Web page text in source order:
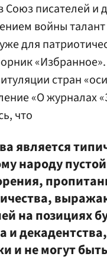
Союз писателей
войны
для
стран
«О журналах
что
является
народу
на позициях
и
и не могут